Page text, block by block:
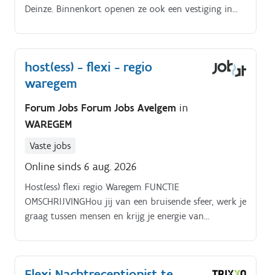
Deinze. Binnenkort openen ze ook een vestiging in
meubelcollectie, scherpe prijzen en gedreven team
zoeken ze extra, enthousiaste werknemers Je bent
het eerste aanspreekpunt m.b.t. Vragen rond
klanten bij hun aankoop, gaande van het verlenen
van advies tot het opmaken van een verkoopbon Je
zorgt ervoor dat de toonzaal steeds op orde staat
host(ess) - flexi - regio
waregem
Forum Jobs Forum Jobs Avelgem in
WAREGEM
Vaste jobs
Online sinds 6 aug. 2026
Host(ess) flexi regio Waregem FUNCTIE
OMSCHRIJVINGHou jij van een bruisende sfeer, werk je
graag tussen mensen en krijg je energie van
hebben wij een leuke uitdaging voor jou!